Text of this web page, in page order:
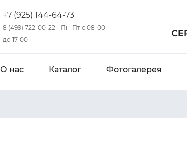
+7 (925) 144-64-73
8 (499) 722-00-22 - Пн-Пт с 08-00
до 17-00
О нас Каталог Фотогалерея